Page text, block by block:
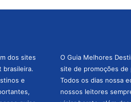
dos sites
brasileira.
e
O Guia Melhores
site de promoções de
Todos os dias nossa
nossos leitores